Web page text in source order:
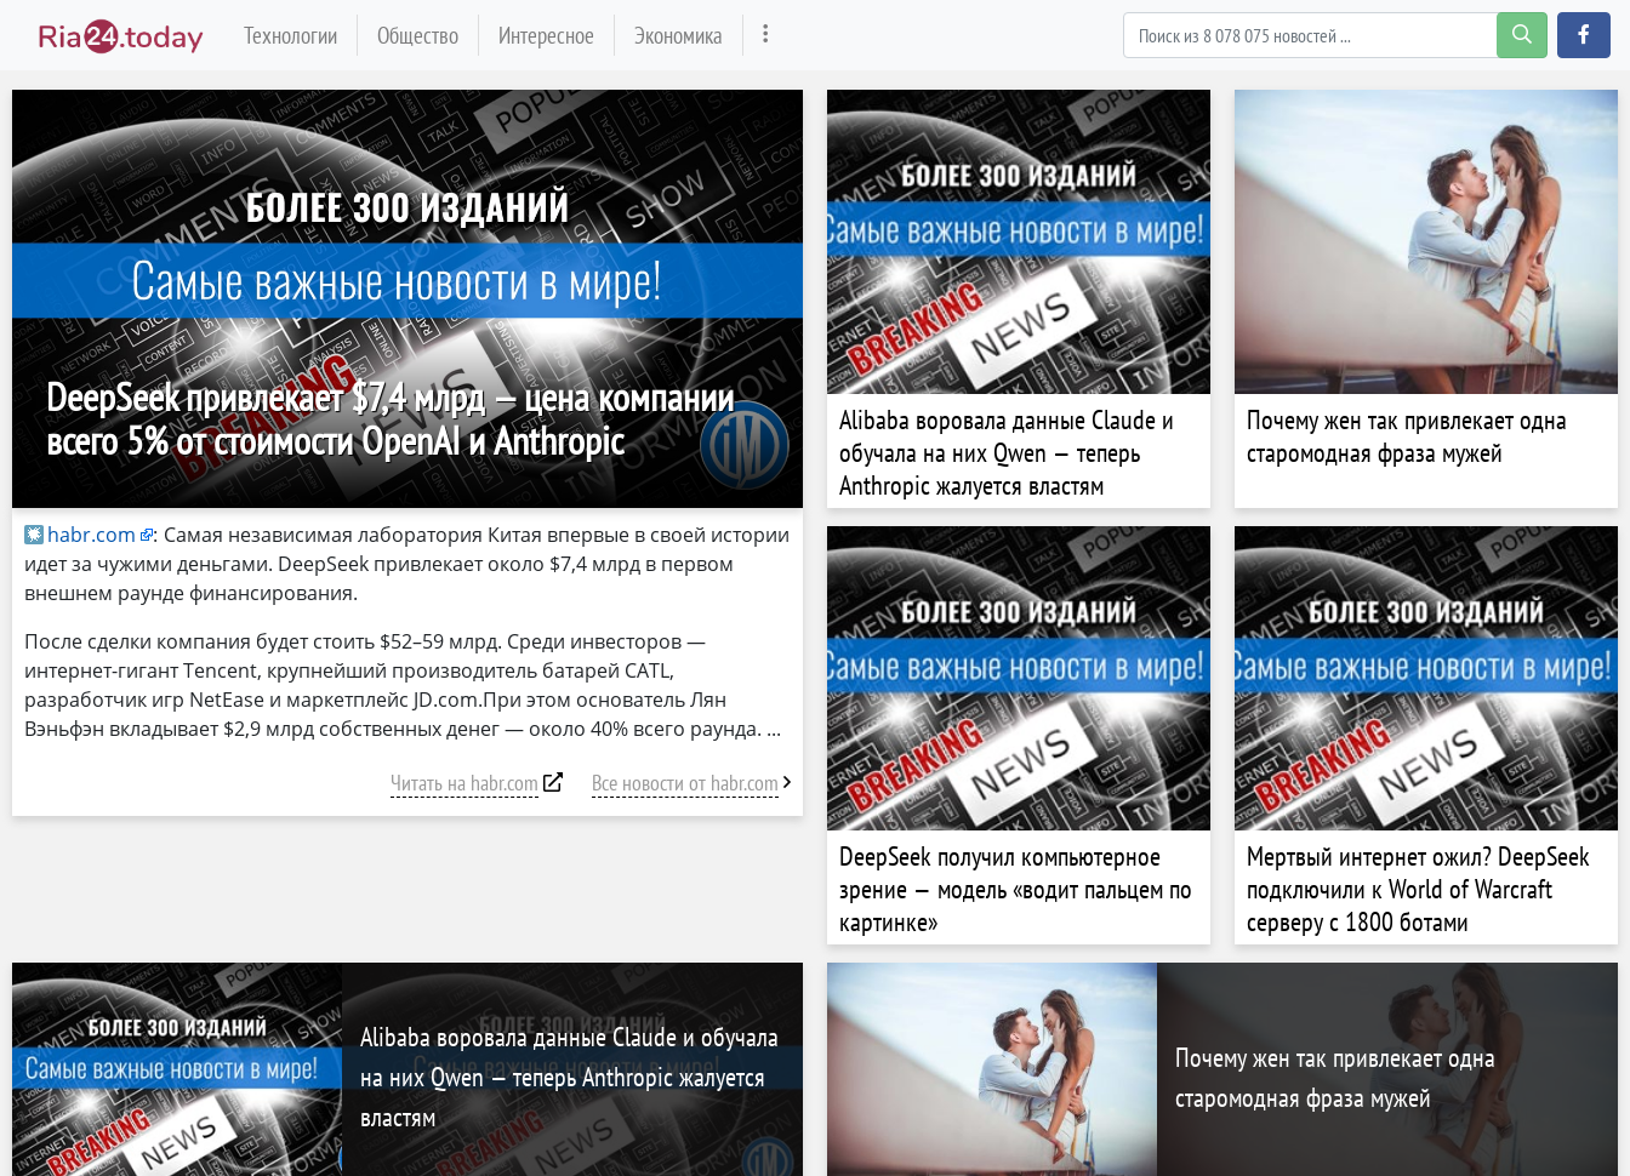
Технологии Общество Интересное Экономика
DeepSeek привлекает $7,4 млрд — цена компании
всего 5% от стоимости OpenAI и Anthropic
habr.com : Самая независимая лаборатория Китая впервые в своей истории
идет за чужими деньгами. DeepSeek привлекает около $7,4 млрд в первом
внешнем раунде финансирования.
После сделки компания будет стоить $52–59 млрд. Среди инвесторов —
интернет-гигант Tencent, крупнейший производитель батарей CATL,
разработчик игр NetEase и маркетплейс JD.com.При этом основатель Лян
Вэньфэн вкладывает $2,9 млрд собственных денег — около 40% всего раунда.
Читать на habr.com Все новости от habr.com
Alibaba воровала данные Claude и
обучала на них Qwen — теперь
Anthropic жалуется властям
Почему жен так привлекает одна
старомодная фраза мужей
DeepSeek получил компьютерное
зрение — модель «водит пальцем по
картинке»
Мертвый интернет ожил? DeepSeek
подключили к World of Warcraft
серверу с 1800 ботами
Alibaba воровала данные Claude и обучала
на них Qwen — теперь Anthropic жалуется
властям
Почему жен так привлекает одна
старомодная фраза мужей